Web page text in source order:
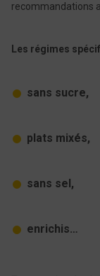
recommandations
Les régimes
sans sucre,
plats mixés,
sans sel,
enrichis…